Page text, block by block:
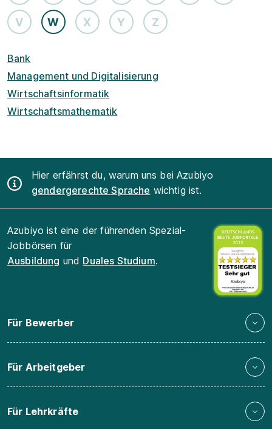
V W X Y Z
Bank
Management und Digitalisierung
Wirtschaftsinformatik
Wirtschaftsmathematik
Hier erfährst du, warum uns bei Azubiyo
gendergerechte Sprache wichtig ist.
Azubiyo ist eine der führenden Spezial-
Jobbörsen für
Ausbildung und Duales Studium.
Für Bewerber
Für Arbeitgeber
Für Lehrkräfte